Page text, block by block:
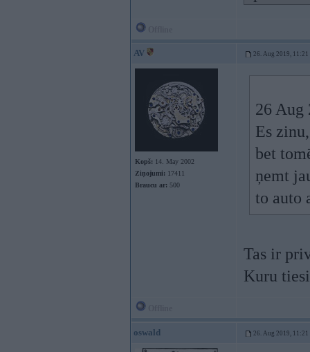
AV 26. Aug 2019, 11:21
Kopš: 14. May 2002
Ziņojumi: 17411
Braucu ar: 500
26 Aug
Es
bet
ņemt
to auto
Tas ir
Kuru
oswald 26. Aug 2019, 11:21